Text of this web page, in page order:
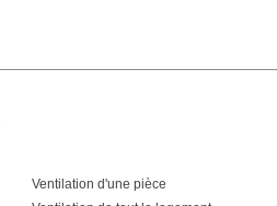
Ventilation d'une pièce